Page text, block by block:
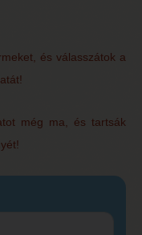
és válasszátok a
még ma, és tartsák